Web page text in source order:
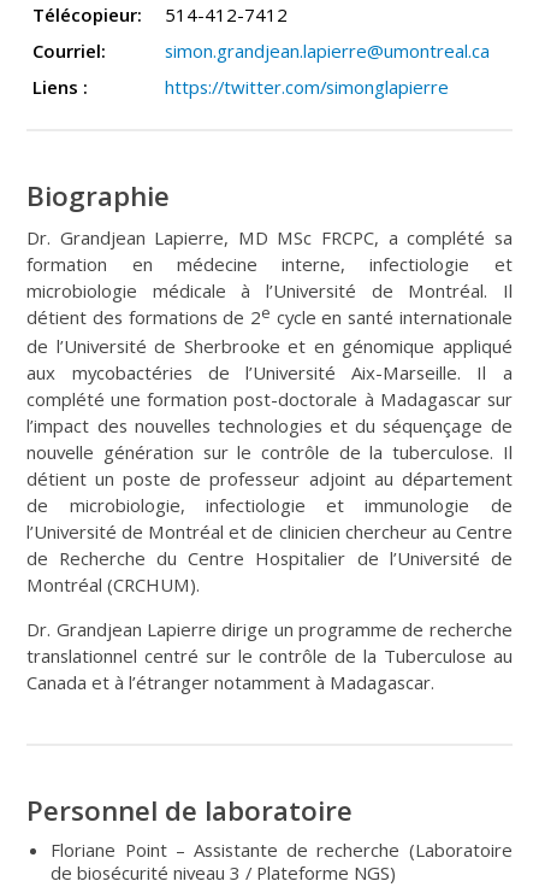
Télécopieur:
514-412-7412
Courriel:
simon.grandjean.lapierre@umontreal.ca
Liens :
https://twitter.com/simonglapierre
Biographie
Dr. Grandjean Lapierre, MD MSc FRCPC, a complété sa
formation en médecine interne, infectiologie et
microbiologie médicale à l’Université de Montréal. Il
détient des formations de 2e cycle en santé internationale
de l’Université de Sherbrooke et en génomique appliqué
aux mycobactéries de l’Université Aix-Marseille. Il a
complété une formation post-doctorale à Madagascar sur
l’impact des nouvelles technologies et du séquençage de
nouvelle génération sur le contrôle de la tuberculose. Il
détient un poste de professeur adjoint au département
de microbiologie, infectiologie et immunologie de
l’Université de Montréal et de clinicien chercheur au Centre
de Recherche du Centre Hospitalier de l’Université de
Montréal (CRCHUM).
Dr. Grandjean Lapierre dirige un programme de recherche
translationnel centré sur le contrôle de la Tuberculose au
Canada et à l’étranger notamment à Madagascar.
Personnel de laboratoire
Floriane Point – Assistante de recherche (Laboratoire
de biosécurité niveau 3 / Plateforme NGS)